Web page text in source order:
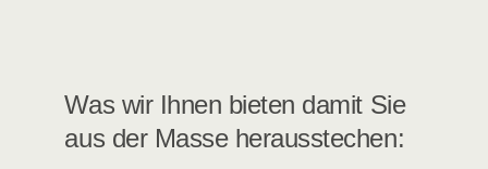
Was wir Ihnen bieten damit Sie
aus der Masse herausstechen: